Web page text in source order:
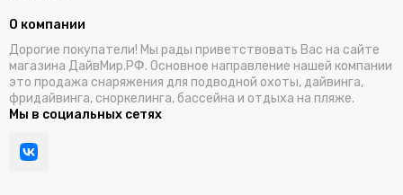
О компании
Дорогие покупатели! Мы рады приветствовать Вас на сайте
магазина ДайвМир.РФ. Основное направление нашей компании
это продажа снаряжения для подводной охоты, дайвинга,
фридайвинга, сноркелинга, бассейна и отдыха на пляже.
Мы в социальных сетях